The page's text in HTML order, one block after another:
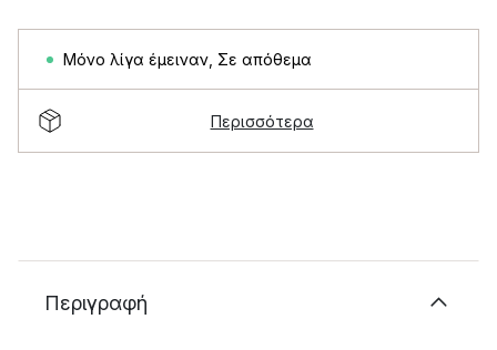
Μόνο λίγα έμειναν Σε απόθεμα
Περισσότερα
Περιγραφή